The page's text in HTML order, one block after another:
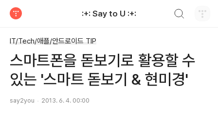
:+: Say to U :+:
IT/Tech/애플/안드로이드 TIP
스마트폰을 돋보기로 활용할 수
있는 '스마트 돋보기 & 현미경'
say2you 2013. 6. 4. 00:00